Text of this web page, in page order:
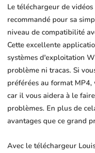
Le téléchargeur de
recommandé pour sa
niveau de compatibilité
Cette excellente
systèmes d'exploitation
problème ni tracas. Si
préférées au format
car il vous aidera à le
problèmes. En plus de
avantages que ce grand
Avec le téléchargeur